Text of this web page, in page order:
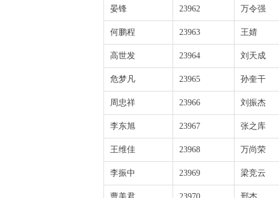
晏锋 23962 万令强
何鹏程 23963 王婧
高世发 23964 刘天成
危梦凡 23965 孙奎干
周忠祥 23966 刘振杰
李东旭 23967 张之库
王维佳 23968 万尚荣
李振中 23969 梁竞云